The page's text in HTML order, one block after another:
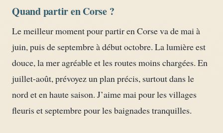
Quand partir en Corse ?
Le meilleur moment pour partir en Corse va de mai à
juin, puis de septembre à début octobre. La lumière est
douce, la mer agréable et les routes moins chargées. En
juillet-août, prévoyez un plan précis, surtout dans le
nord et en haute saison. J’aime mai pour les villages
fleuris et septembre pour les baignades tranquilles.